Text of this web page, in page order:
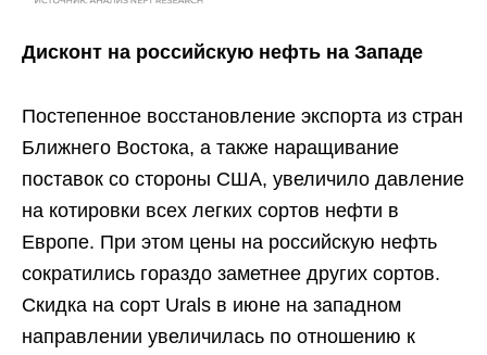
Дисконт на российскую нефть на Западе
Постепенное восстановление экспорта из стран
Ближнего Востока, а также наращивание
поставок со стороны США, увеличило давление
на котировки всех легких сортов нефти в
Европе. При этом цены на российскую нефть
сократились гораздо заметнее других сортов.
Скидка на сорт Urals в июне на западном
направлении увеличилась по отношению к